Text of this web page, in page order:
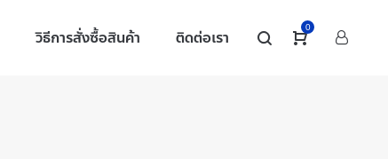
วิธีการสั่งซื้อสินค้า ติดต่อเรา 0